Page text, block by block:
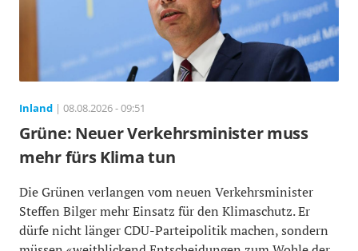
Inland | 08.08.2026 - 09:51
Grüne: Neuer Verkehrsminister muss
mehr fürs Klima tun
Die Grünen verlangen vom neuen Verkehrsminister
Steffen Bilger mehr Einsatz für den Klimaschutz. Er
dürfe nicht länger CDU-Parteipolitik machen, sondern